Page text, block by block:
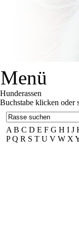
Menü
Hunderassen
Buchstabe klicken oder
A B C D E F G H I J
P Q R S T U V W X